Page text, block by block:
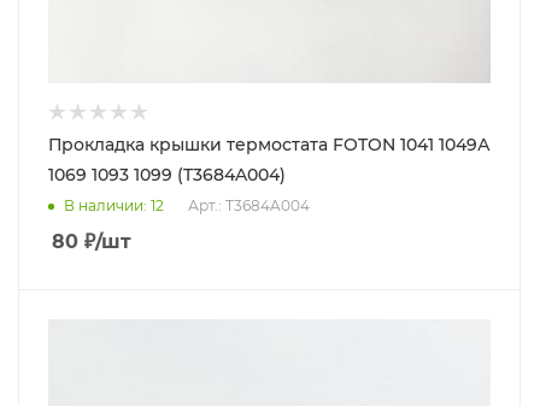
Прокладка крышки термостата FOTON 1041 1049А
1069 1093 1099 (T3684A004)
В наличии: 12 Арт.: T3684A004
80 ₽/шт